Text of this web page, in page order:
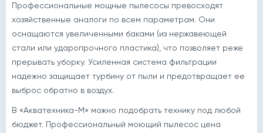
Профессиональные мощные пылесосы превосходят
хозяйственные аналоги по всем параметрам. Они
оснащаются увеличенными баками (из нержавеющей
стали или ударопрочного пластика), что позволяет реже
прерывать уборку. Усиленная система фильтрации
надежно защищает турбину от пыли и предотвращает ее
выброс обратно в воздух.
В «Акватехника-М» можно подобрать технику под любой
бюджет. Профессиональный моющий пылесос цена